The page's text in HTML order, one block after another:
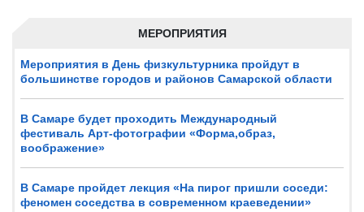
МЕРОПРИЯТИЯ
Мероприятия в День физкультурника пройдут в
большинстве городов и районов Самарской области
В Самаре будет проходить Международный
фестиваль Арт-фотографии «Форма,образ,
воображение»
В Самаре пройдет лекция «На пирог пришли соседи:
феномен соседства в современном краеведении»